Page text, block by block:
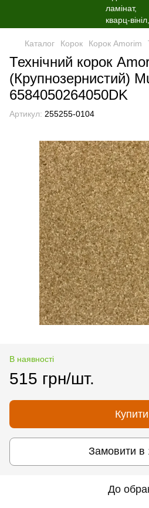
Каталог Корок Корок Amorim
Технічний корок
(Крупнозернистий)
6584050264050DK
Артикул: 255255-0104
В наявності
515 грн/шт.
Купити
Замовити в
До